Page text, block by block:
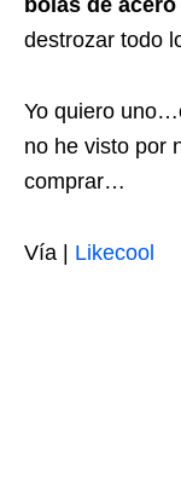
bolas de acero
destrozar todo
Yo quiero
no he visto por
comprar…
Vía | Likecool